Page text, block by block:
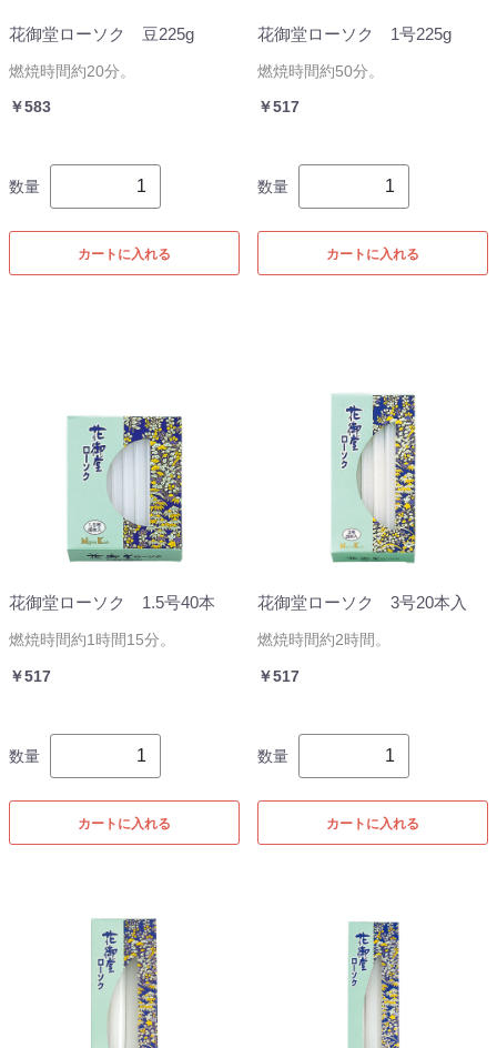
花御堂ローソク 豆225g
燃焼時間約20分。
￥583
数量
カートに入れる
花御堂ローソク 1号225g
燃焼時間約50分。
￥517
数量
カートに入れる
花御堂ローソク 1.5号40本
燃焼時間約1時間15分。
￥517
数量
カートに入れる
花御堂ローソク 3号20本入
燃焼時間約2時間。
￥517
数量
カートに入れる